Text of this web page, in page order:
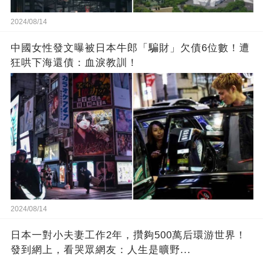
2024/08/14
中國女性發文曝被日本牛郎「騙財」欠債6位數！遭
狂哄下海還債：血淚教訓！
2024/08/14
日本一對小夫妻工作2年，攢夠500萬后環游世界！
發到網上，看哭眾網友：人生是曠野...